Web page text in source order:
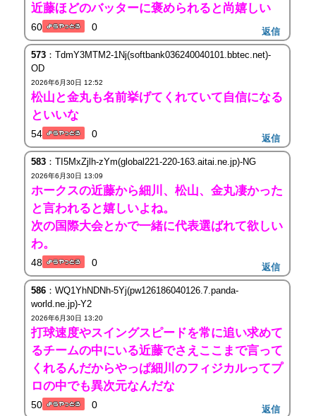
近藤ほどのバッターに褒められると尚嬉しい
60 0 返信
573：TdmY3MTM2-1Nj(softbank036240040101.bbtec.net)-
OD
2026年6月30日 12:52
松山と金丸も名前挙げてくれていて自信になる
といいな
54 0 返信
583：TI5MxZjlh-zYm(global221-220-163.aitai.ne.jp)-NG
2026年6月30日 13:09
ホークスの近藤から細川、松山、金丸凄かった
と言われると嬉しいよね。
次の国際大会とかで一緒に代表選ばれて欲しい
わ。
48 0 返信
586：WQ1YhNDNh-5Yj(pw126186040126.7.panda-
world.ne.jp)-Y2
2026年6月30日 13:20
打球速度やスイングスピードを常に追い求めて
るチームの中にいる近藤でさえここまで言って
くれるんだからやっぱ細川のフィジカルってプ
ロの中でも異次元なんだな
50 0 返信